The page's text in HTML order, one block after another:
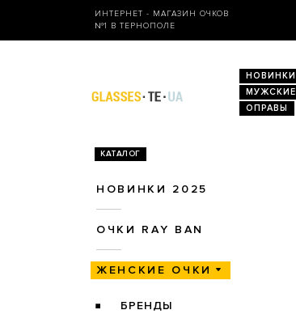
ИНТЕРНЕТ - МАГАЗИН ОЧКОВ
№1 В ТЕРНОПОЛЕ
НОВИНКИ
МУЖСКИЕ
ОПРАВЫ
КАТАЛОГ
НОВИНКИ 2025
ОЧКИ RAY BAN
ЖЕНСКИЕ ОЧКИ
БРЕНДЫ